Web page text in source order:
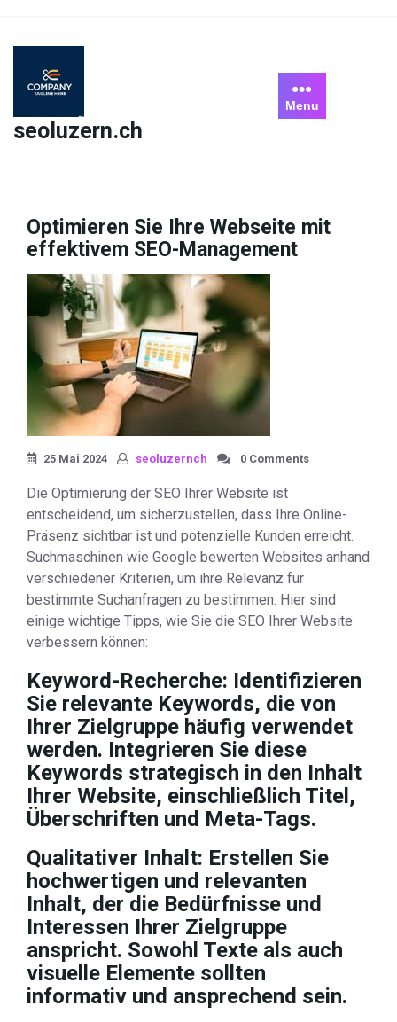
content
seoluzern.ch
Menu
Optimieren Sie Ihre Webseite mit
effektivem SEO-Management
25 Mai 2024 seoluzernch 0 Comments
Die Optimierung der SEO Ihrer Website ist
entscheidend, um sicherzustellen, dass Ihre Online-
Präsenz sichtbar ist und potenzielle Kunden erreicht.
Suchmaschinen wie Google bewerten Websites anhand
verschiedener Kriterien, um ihre Relevanz für
bestimmte Suchanfragen zu bestimmen. Hier sind
einige wichtige Tipps, wie Sie die SEO Ihrer Website
verbessern können:
Keyword-Recherche: Identifizieren
Sie relevante Keywords, die von
Ihrer Zielgruppe häufig verwendet
werden. Integrieren Sie diese
Keywords strategisch in den Inhalt
Ihrer Website, einschließlich Titel,
Überschriften und Meta-Tags.
Qualitativer Inhalt: Erstellen Sie
hochwertigen und relevanten
Inhalt, der die Bedürfnisse und
Interessen Ihrer Zielgruppe
anspricht. Sowohl Texte als auch
visuelle Elemente sollten
informativ und ansprechend sein.